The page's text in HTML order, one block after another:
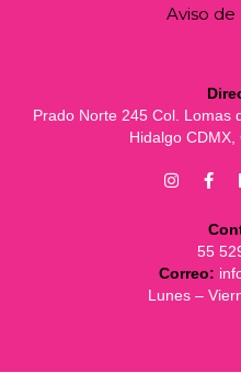
Aviso
Prado Norte 245 Col. Lomas
Hidalgo CDMX,
55
Correo:
Lunes –